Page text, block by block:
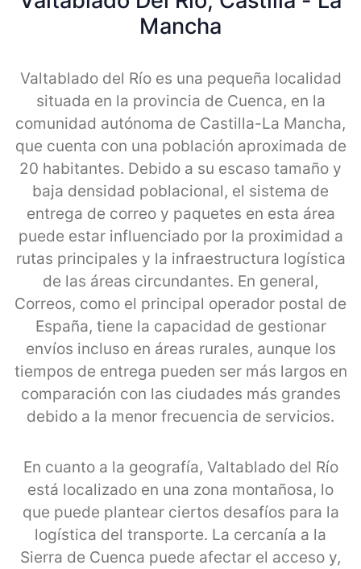
Mancha
Valtablado del Río es una pequeña localidad
situada en la provincia de Cuenca, en la
comunidad autónoma de Castilla-La Mancha,
que cuenta con una población aproximada de
20 habitantes. Debido a su escaso tamaño y
baja densidad poblacional, el sistema de
entrega de correo y paquetes en esta área
puede estar influenciado por la proximidad a
rutas principales y la infraestructura logística
de las áreas circundantes. En general,
Correos, como el principal operador postal de
España, tiene la capacidad de gestionar
envíos incluso en áreas rurales, aunque los
tiempos de entrega pueden ser más largos en
comparación con las ciudades más grandes
debido a la menor frecuencia de servicios.
En cuanto a la geografía, Valtablado del Río
está localizado en una zona montañosa, lo
que puede plantear ciertos desafíos para la
logística del transporte. La cercanía a la
Sierra de Cuenca puede afectar el acceso y,